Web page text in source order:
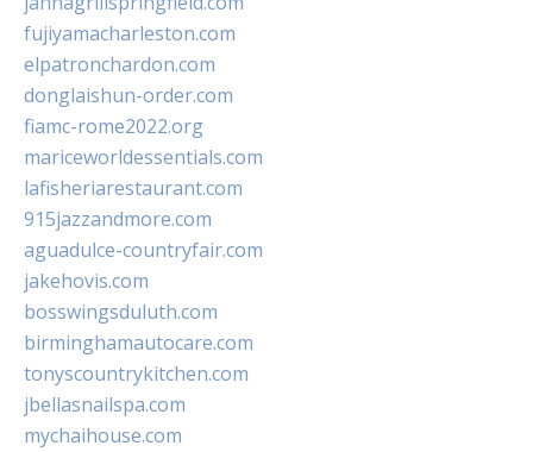
fujiyamacharleston.com
elpatronchardon.com
donglaishun-order.com
fiamc-rome2022.org
mariceworldessentials.com
lafisheriarestaurant.com
915jazzandmore.com
aguadulce-countryfair.com
jakehovis.com
bosswingsduluth.com
birminghamautocare.com
tonyscountrykitchen.com
jbellasnailspa.com
mychaihouse.com